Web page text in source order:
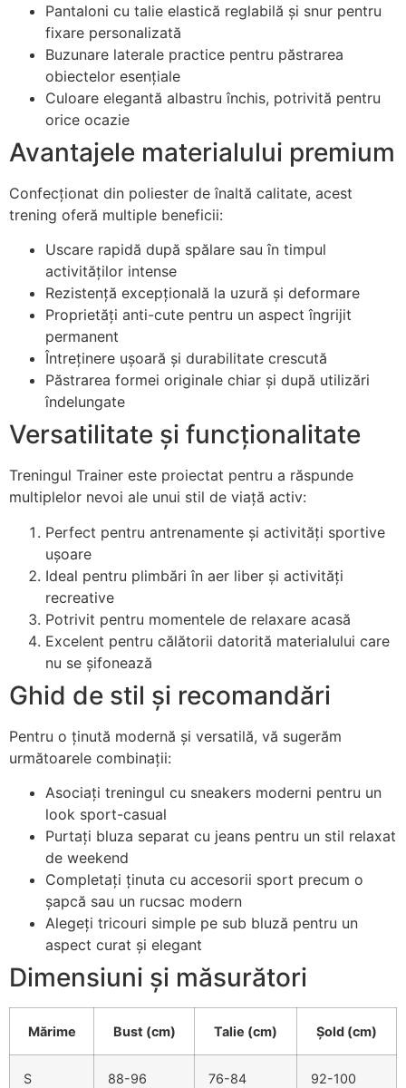
Pantaloni cu talie elastică reglabilă și snur pentru
fixare personalizată
Buzunare laterale practice pentru păstrarea
obiectelor esențiale
Culoare elegantă albastru închis, potrivită pentru
orice ocazie
Avantajele materialului premium
Confecționat din poliester de înaltă calitate, acest
trening oferă multiple beneficii:
Uscare rapidă după spălare sau în timpul
activităților intense
Rezistență excepțională la uzură și deformare
Proprietăți anti-cute pentru un aspect îngrijit
permanent
Întreținere ușoară și durabilitate crescută
Păstrarea formei originale chiar și după utilizări
îndelungate
Versatilitate și funcționalitate
Treningul Trainer este proiectat pentru a răspunde
multiplelor nevoi ale unui stil de viață activ:
Perfect pentru antrenamente și activități sportive
ușoare
Ideal pentru plimbări în aer liber și activități
recreative
Potrivit pentru momentele de relaxare acasă
Excelent pentru călătorii datorită materialului care
nu se șifonează
Ghid de stil și recomandări
Pentru o ținută modernă și versatilă, vă sugerăm
următoarele combinații:
Asociați treningul cu sneakers moderni pentru un
look sport-casual
Purtați bluza separat cu jeans pentru un stil relaxat
de weekend
Completați ținuta cu accesorii sport precum o
șapcă sau un rucsac modern
Alegeți tricouri simple pe sub bluză pentru un
aspect curat și elegant
Dimensiuni și măsurători
Mărime Bust (cm) Talie (cm) Șold (cm)
S 88-96 76-84 92-100